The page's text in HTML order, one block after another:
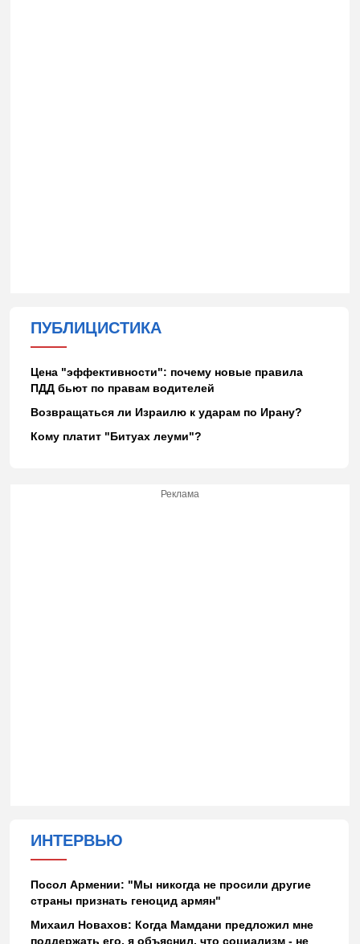
ПУБЛИЦИСТИКА
Цена "эффективности": почему новые правила
ПДД бьют по правам водителей
Возвращаться ли Израилю к ударам по Ирану?
Кому платит "Битуах леуми"?
Реклама
ИНТЕРВЬЮ
Посол Армении: "Мы никогда не просили другие
страны признать геноцид армян"
Михаил Новахов: Когда Мамдани предложил мне
поддержать его, я объяснил, что социализм - не